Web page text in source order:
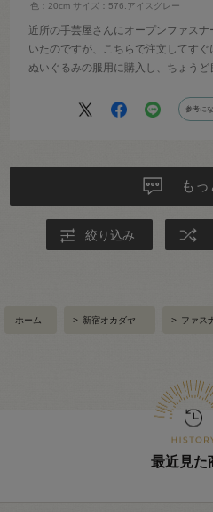
色：20cm サイズ：576.アイスグレー
近所の手芸屋さんにオープンファス
いたのですが、こちらで注文してすぐ
ぬいぐるみの服用に購入し、ちょうど
参考に
も
絞り込み
ホーム > 新宿オカダヤ > ファス
最近見た